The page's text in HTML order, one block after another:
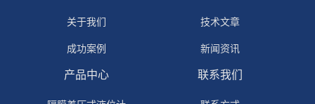
关于我们
成功案例
技术文章
新闻资讯
产品中心 联系我们